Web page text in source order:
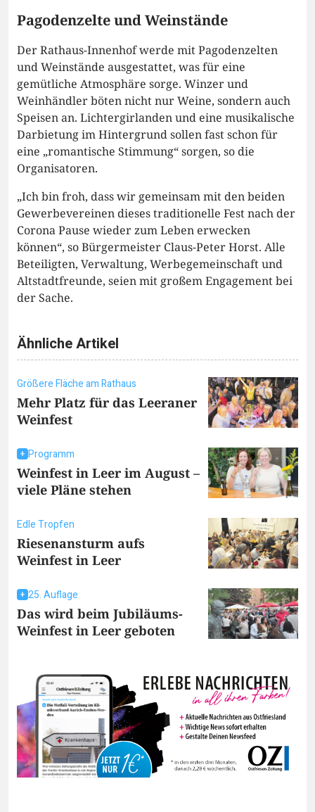
Pagodenzelte und Weinstände
Der Rathaus-Innenhof werde mit Pagodenzelten
und Weinstände ausgestattet, was für eine
gemütliche Atmosphäre sorge. Winzer und
Weinhändler böten nicht nur Weine, sondern auch
Speisen an. Lichtergirlanden und eine musikalische
Darbietung im Hintergrund sollen fast schon für
eine „romantische Stimmung“ sorgen, so die
Organisatoren.
„Ich bin froh, dass wir gemeinsam mit den beiden
Gewerbevereinen dieses traditionelle Fest nach der
Corona Pause wieder zum Leben erwecken
können“, so Bürgermeister Claus-Peter Horst. Alle
Beteiligten, Verwaltung, Werbegemeinschaft und
Altstadtfreunde, seien mit großem Engagement bei
der Sache.
Ähnliche Artikel
Größere Fläche am Rathaus
Mehr Platz für das Leeraner
Weinfest
Programm
Weinfest in Leer im August –
viele Pläne stehen
Edle Tropfen
Riesenansturm aufs
Weinfest in Leer
25. Auflage
Das wird beim Jubiläums-
Weinfest in Leer geboten